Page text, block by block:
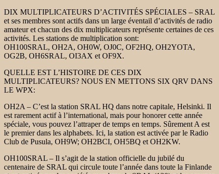
DIX MULTIPLICATEURS D’ACTIVITÉS SPÉCIALES – SRAL
et ses membres sont actifs dans un large éventail d’activités de radio
amateur et chacun des dix multiplicateurs représente certaines de ces
activités. Les stations de multiplication sont:
OH100SRAL, OH2A, OH0W, OJ0C, OF2HQ, OH2YOTA,
OG2B, OH6SRAL, OI3AX et OF9X.
QUELLE EST L’HISTOIRE DE CES DIX
MULTIPLICATEURS? NOUS EN METTONS SIX QRV DANS
LE WPX:
OH2A – C’est la station SRAL HQ dans notre capitale, Helsinki. Il
est rarement actif à l’international, mais pour honorer cette année
spéciale, vous pouvez l’attraper de temps en temps. Sûrement A est
le premier dans les alphabets. Ici, la station est activée par le Radio
Club de Pusula, OH9W; OH2BCI, OH5BQ et OH2KW.
OH100SRAL – Il s’agit de la station officielle du jubilé du
centenaire de SRAL qui circule toute l’année dans toute la Finlande